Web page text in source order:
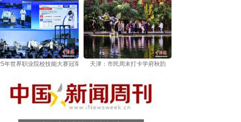
年世界职业院校技能大赛冠军总决赛在天津举行天津：市民周末打卡学府秋韵